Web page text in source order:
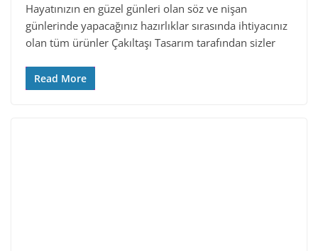
Hayatınızın en güzel günleri olan söz ve nişan
günlerinde yapacağınız hazırlıklar sırasında ihtiyacınız
olan tüm ürünler Çakıltaşı Tasarım tarafından sizler
Read More